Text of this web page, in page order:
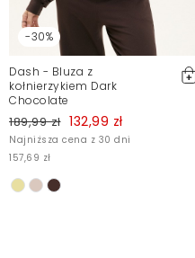
-30%
Dash - Bluza z
kołnierzykiem Dark
Chocolate
189,99 zł 132,99 zł
Najniższa cena z 30 dni
157,69 zł